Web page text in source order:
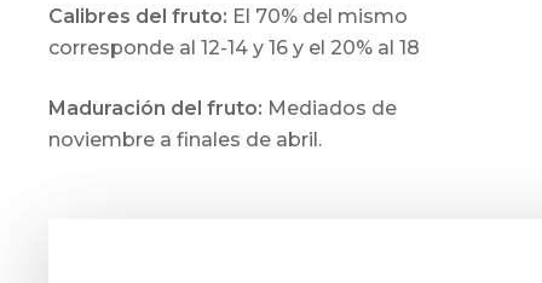
Calibres del fruto: El 70% del mismo
corresponde al 12-14 y 16 y el 20% al 18
Maduración del fruto: Mediados de
noviembre a finales de abril.